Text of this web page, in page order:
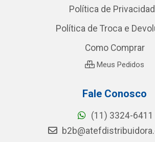
Política de
Política de Troca e
Como Comprar
Meus Pedidos
Fale Conosco
(11) 3324-6411